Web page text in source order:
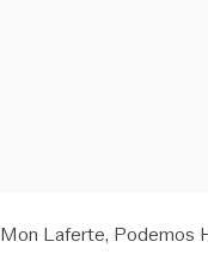
Mon Laferte Podemos